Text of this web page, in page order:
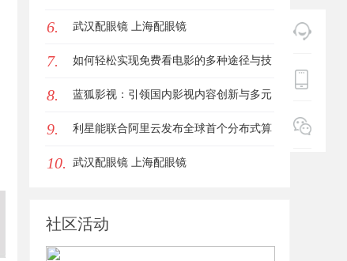
与优势
6. 武汉配眼镜 上海配眼镜
7. 如何轻松实现免费看电影的多种途径与技
巧分享
8. 蓝狐影视：引领国内影视内容创新与多元
化发展的先锋力量
9. 利星能联合阿里云发布全球首个分布式算
电协同解决方案
10. 武汉配眼镜 上海配眼镜
社区活动